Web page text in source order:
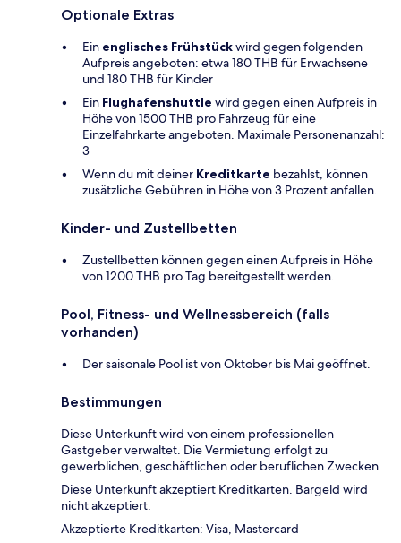
Optionale Extras
Ein englisches Frühstückwird gegen folgenden
Aufpreis angeboten: etwa 180 THB für Erwachsene
und 180 THB für Kinder
Ein Flughafenshuttle wird gegen einen Aufpreis in
Höhe von 1500 THB pro Fahrzeug für eine
Einzelfahrkarte angeboten. Maximale Personenanzahl:
3
Wenn du mit deiner Kreditkarte bezahlst, können
zusätzliche Gebühren in Höhe von 3 Prozent anfallen.
Kinder- und Zustellbetten
Zustellbetten können gegen einen Aufpreis in Höhe
von 1200 THB pro Tag bereitgestellt werden.
Pool, Fitness- und Wellnessbereich (falls
vorhanden)
Der saisonale Pool ist von Oktober bis Mai geöffnet.
Bestimmungen
Diese Unterkunft wird von einem professionellen
Gastgeber verwaltet. Die Vermietung erfolgt zu
gewerblichen, geschäftlichen oder beruflichen Zwecken.
Diese Unterkunft akzeptiert Kreditkarten. Bargeld wird
nicht akzeptiert.
Akzeptierte Kreditkarten: Visa, Mastercard